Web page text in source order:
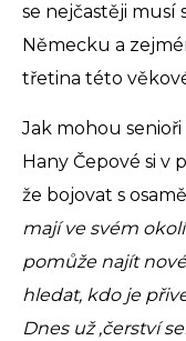
se nejčastěji musí
Německu a
třetina této
Jak mohou
Hany Čepové si v
že bojovat s
mají ve svém
pomůže najít
hledat, kdo je
Dnes už ‚čerství